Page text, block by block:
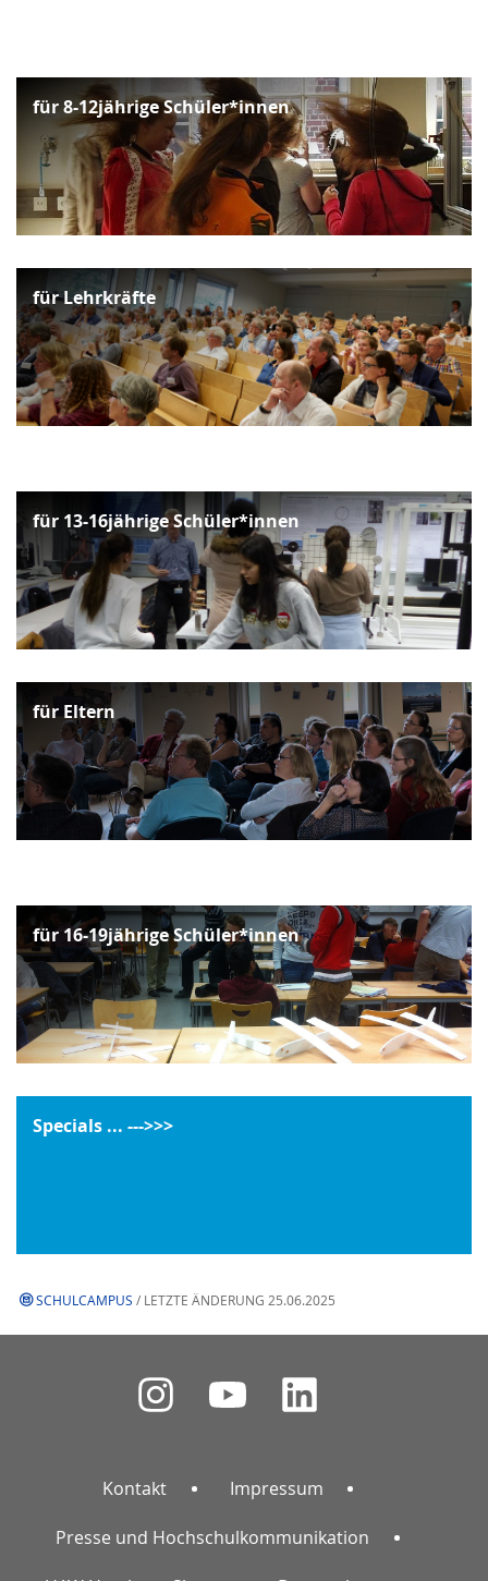
für 16-19jährige Schüler*innen
Specials ... --->>>
für 13-16jährige Schüler*innen
für Eltern
für 8-12jährige Schüler*innen
für Lehrkräfte
SCHULCAMPUS / LETZTE ÄNDERUNG 25.06.2025
Kontakt Impressum
Presse und Hochschulkommunikation